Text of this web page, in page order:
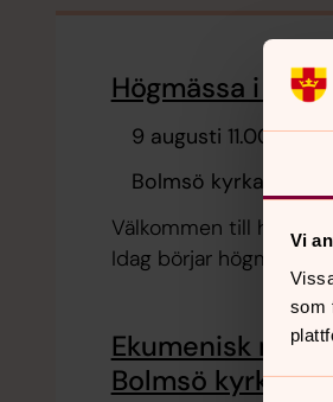
Vi
som
Högmässa i
9 augusti 11.00
Bolmsö kyrka
Välkommen till
Idag börjar högmässan
Ekumenisk
Bolmsö kyrka